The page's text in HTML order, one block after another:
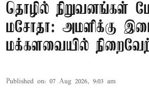
தொழில் நிறுவனங்கள்
மசோதா: அமளிக்கு
மக்களவையில்
Published on: 07 Aug 2026, 9:03 am